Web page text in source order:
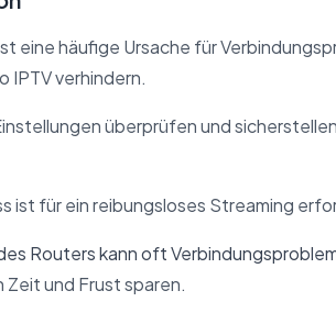
eine häufige Ursache für
IPTV verhindern.
überprüfen und
ist für ein reibungsloses Streaming
Routers kann oft
und Frust sparen.